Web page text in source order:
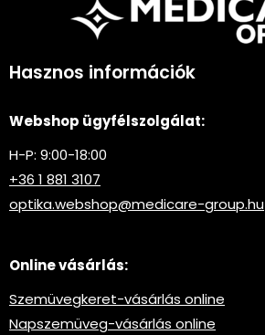
Hasznos információk
Webshop ügyfélszolgálat:
H-P: 9:00-18:00
+36 1 881 3107
optika.webshop@medicare-group.hu
Online vásárlás:
Szemüvegkeret-vásárlás online
Napszemüveg-vásárlás online